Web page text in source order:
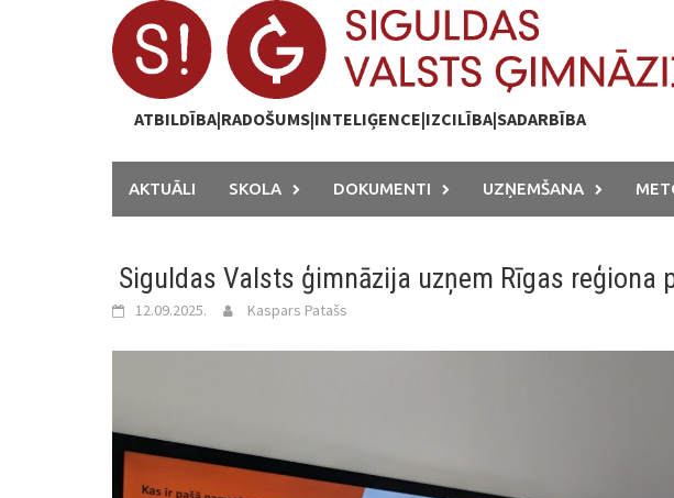
ATBILDĪBA|RADOŠUMS|INTELIĢENCE|IZCILĪBA|SADARBĪBA
AKTUĀLI SKOLA DOKUMENTI UZŅEMŠANA
Siguldas Valsts ģimnāzija uzņem Rīgas
12.09.2025. Kaspars Patašs